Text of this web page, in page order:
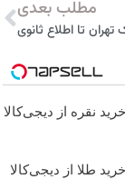
مطلب بعدی
تا اطلاع ثانوی
نقره از دیجی‌کالا
طلا از دیجی‌کالا